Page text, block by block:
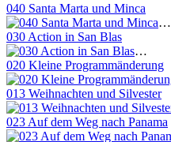
040 Santa Marta und Minca
…
030 Action in San Blas
…
020 Kleine Programmänderung
013 Weihnachten und Silvester
023 Auf dem Weg nach Panama